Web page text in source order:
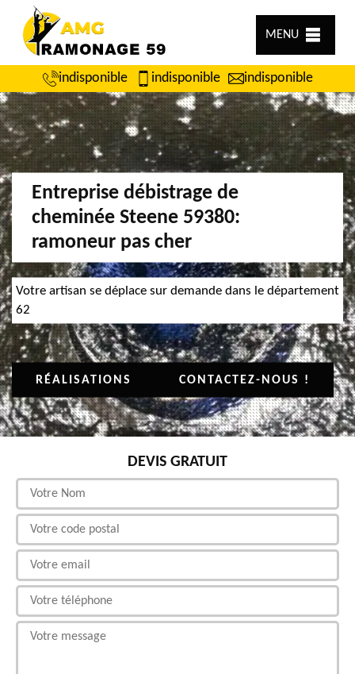
MENU
indisponible indisponible indisponible
Entreprise débistrage de
cheminée Steene 59380:
ramoneur pas cher
Votre artisan se déplace sur demande dans le département
62
RÉALISATIONS CONTACTEZ-NOUS !
DEVIS GRATUIT